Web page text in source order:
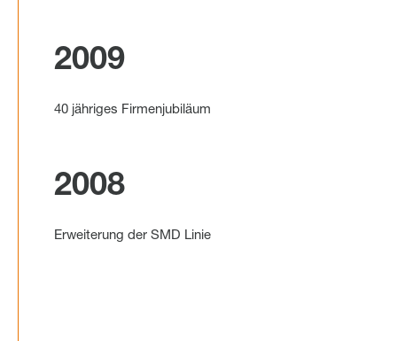
2009
40 jähriges Firmenjubiläum
2008
Erweiterung der SMD Linie